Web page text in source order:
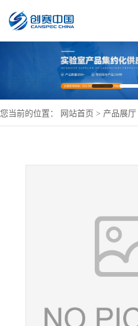
您当前的位置： 网站首页 > 产品展厅